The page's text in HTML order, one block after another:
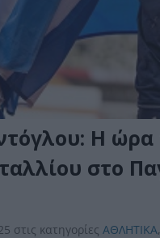
Η ώρα
στο
στις κατηγορίες ΑΘΛΗΤΙΚΑ,